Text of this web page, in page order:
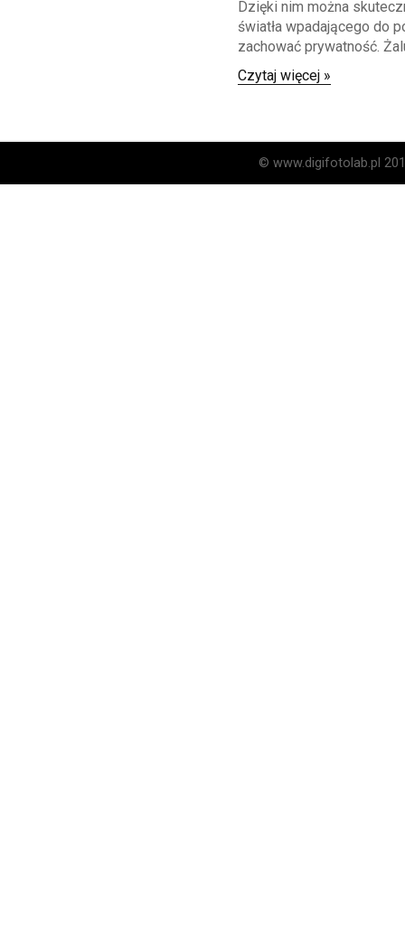
Dzięki nim można
światła wpadającego do
zachować prywatność.
Czytaj więcej »
© www.digifotolab.pl